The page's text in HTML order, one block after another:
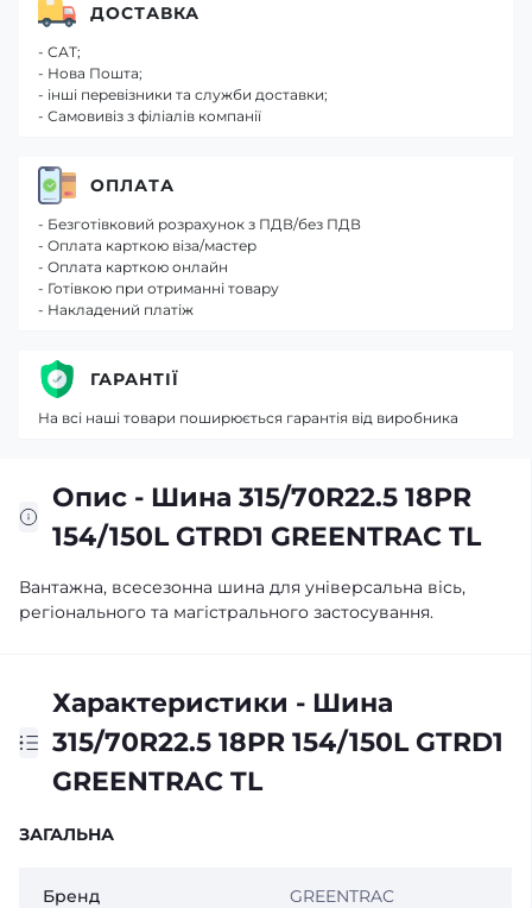
Опис - Шина 315/70R22.5 18PR
154/150L GTRD1 GREENTRAC TL
Вантажна, всесезонна шина для універсальна вісь,
регіонального та магістрального застосування.
Характеристики - Шина
315/70R22.5 18PR 154/150L GTRD1
GREENTRAC TL
ЗАГАЛЬНА
Бренд GREENTRAC
ДОСТАВКА
- САТ;
- Нова Пошта;
- інші перевізники та служби доставки;
- Самовивіз з філіалів компанії
ОПЛАТА
- Безготівковий розрахунок з ПДВ/без ПДВ
- Оплата карткою віза/мастер
- Оплата карткою онлайн
- Готівкою при отриманні товару
- Накладений платіж
ГАРАНТІЇ
На всі наші товари поширюється гарантія від виробника